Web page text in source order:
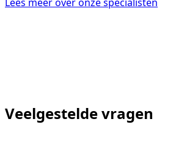
Veelgestelde vragen